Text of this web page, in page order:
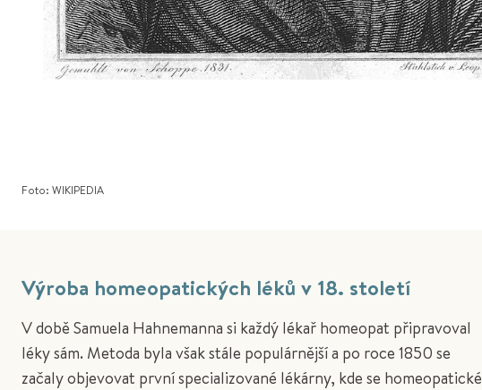
Foto: WIKIPEDIA
Výroba homeopatických léků v 18. století
V době Samuela Hahnemanna si každý lékař homeopat připravoval
léky sám. Metoda byla však stále populárnější a po roce 1850 se
začaly objevovat první specializované lékárny, kde se homeopatické